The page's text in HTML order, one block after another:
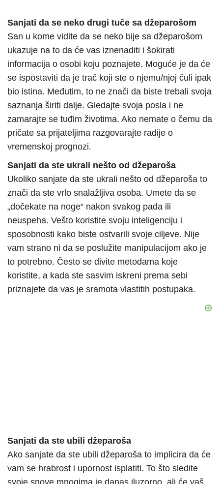
Sanjati da se neko drugi tuče sa džeparošom
San u kome vidite da se neko bije sa džeparošom
ukazuje na to da će vas iznenaditi i šokirati
informacija o osobi koju poznajete. Moguće je da će
se ispostaviti da je trač koji ste o njemu/njoj čuli ipak
bio istina. Međutim, to ne znači da biste trebali svoja
saznanja širiti dalje. Gledajte svoja posla i ne
zamarajte se tuđim životima. Ako nemate o čemu da
pričate sa prijateljima razgovarajte radije o
vremenskoj prognozi.
Sanjati da ste ukrali nešto od džeparoša
Ukoliko sanjate da ste ukrali nešto od džeparoša to
znači da ste vrlo snalažljiva osoba. Umete da se
„dočekate na noge“ nakon svakog pada ili
neuspeha. Vešto koristite svoju inteligenciju i
sposobnosti kako biste ostvarili svoje ciljeve. Nije
vam strano ni da se poslužite manipulacijom ako je
to potrebno. Često se divite metodama koje
koristite, a kada ste sasvim iskreni prema sebi
priznajete da vas je sramota vlastitih postupaka.
Sanjati da ste ubili džeparoša
Ako sanjate da ste ubili džeparoša to implicira da će
vam se hrabrost i upornost isplatiti. To što sledite